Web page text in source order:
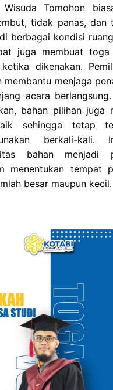
Tomohon
tidak panas, dan
berbagai kondisi
juga membuat
dikenakan.
membantu menjaga
acara
bahan pilihan juga
sehingga tetap
berkali-kali.
bahan menjadi
menentukan tempat
besar maupun kecil.